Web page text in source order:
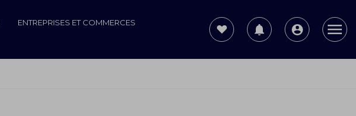
ENTREPRISES ET COMMERCES